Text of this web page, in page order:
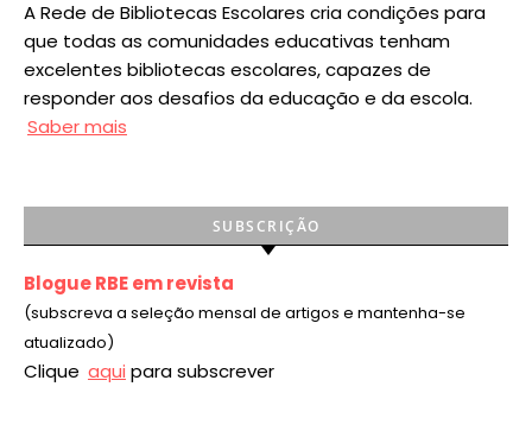
A Rede de Bibliotecas Escolares cria condições para
que todas as comunidades educativas tenham
excelentes bibliotecas escolares, capazes de
responder aos desafios da educação e da escola.
Saber mais
SUBSCRIÇÃO
Blogue RBE em revista
(subscreva a seleção mensal de artigos e mantenha-se
atualizado)
Clique aqui para subscrever